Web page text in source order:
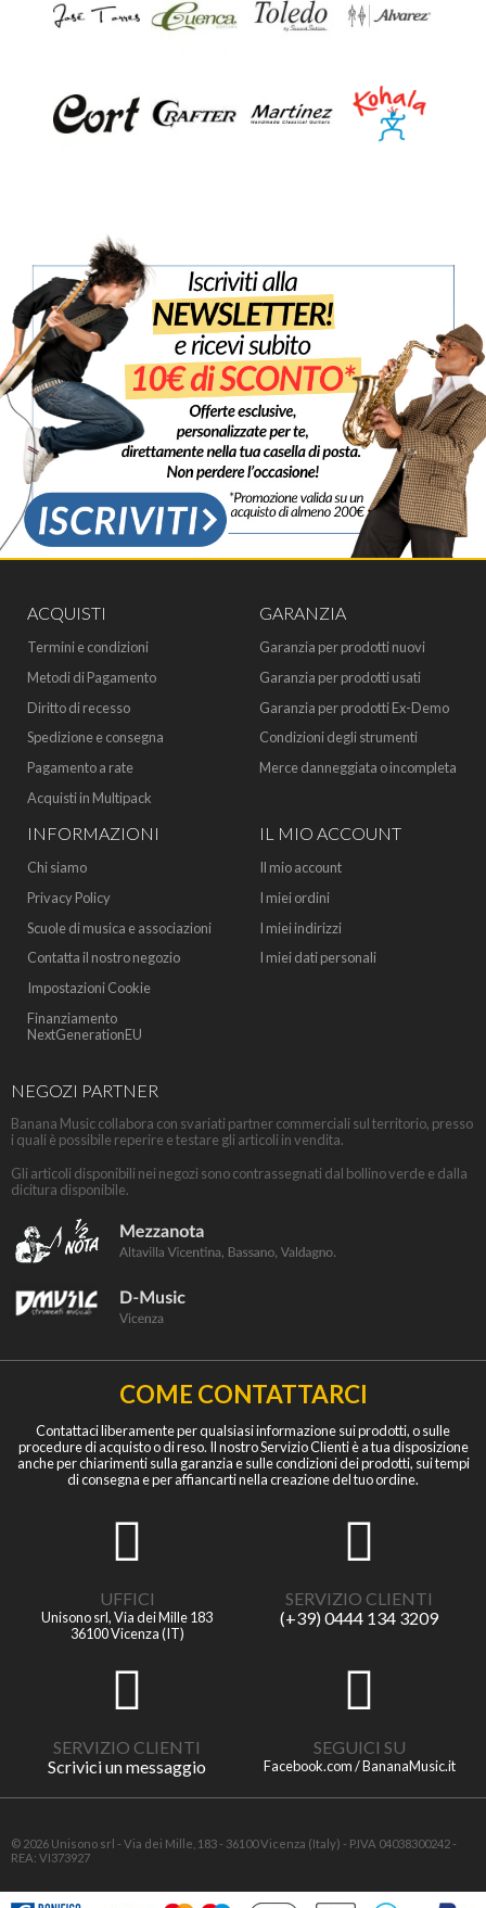
ACQUISTI
Termini e condizioni
Metodi di Pagamento
Diritto di recesso
Spedizione e consegna
Pagamento a rate
Acquisti in Multipack
GARANZIA
Garanzia per prodotti nuovi
Garanzia per prodotti usati
Garanzia per prodotti Ex-Demo
Condizioni degli strumenti
Merce danneggiata o incompleta
INFORMAZIONI
Chi siamo
Privacy Policy
Scuole di musica e associazioni
Contatta il nostro negozio
Impostazioni Cookie
Finanziamento
NextGenerationEU
IL MIO ACCOUNT
Il mio account
I miei ordini
I miei indirizzi
I miei dati personali
NEGOZI PARTNER
Banana Music collabora con svariati partner commerciali sul territorio, presso
i quali è possibile reperire e testare gli articoli in vendita.
Gli articoli disponibili nei negozi sono contrassegnati dal bollino verde e dalla
dicitura disponibile.
COME CONTATTARCI
Contattaci liberamente per qualsiasi informazione sui prodotti, o sulle
procedure di acquisto o di reso. Il nostro Servizio Clienti è a tua disposizione
anche per chiarimenti sulla garanzia e sulle condizioni dei prodotti, sui tempi
di consegna e per affiancarti nella creazione del tuo ordine.
UFFICI
Unisono srl, Via dei Mille 183
36100 Vicenza (IT)
SERVIZIO CLIENTI
(+39) 0444 134 3209
SERVIZIO CLIENTI
Scrivici un messaggio
SEGUICI SU
Facebook.com / BananaMusic.it
© 2026 Unisono srl - Via dei Mille, 183 - 36100 Vicenza (Italy) - P.IVA 04038300242 -
REA: VI373927